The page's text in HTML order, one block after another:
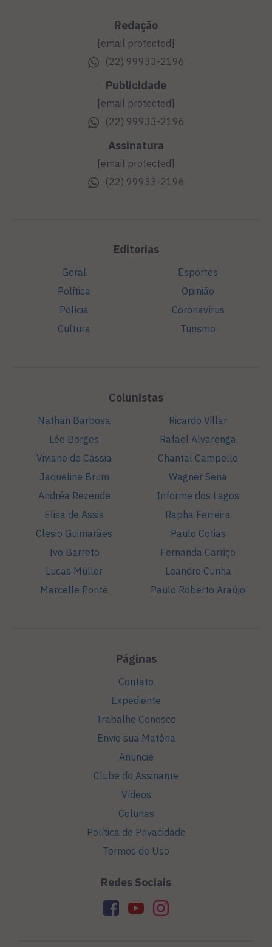
Redação
[email protected]
(22) 99933-2196
Publicidade
[email protected]
(22) 99933-2196
Assinatura
[email protected]
(22) 99933-2196
Editorias
Geral
Política
Polícia
Cultura
Esportes
Opinião
Coronavírus
Turismo
Colunistas
Nathan Barbosa
Léo Borges
Viviane de Cássia
Jaqueline Brum
Andréa Rezende
Elisa de Assis
Clesio Guimarães
Ivo Barreto
Lucas Müller
Marcelle Ponté
Ricardo Villar
Rafael Alvarenga
Chantal Campello
Wagner Sena
Informe dos Lagos
Rapha Ferreira
Paulo Cotias
Fernanda Carriço
Leandro Cunha
Paulo Roberto Araújo
Páginas
Contato
Expediente
Trabalhe Conosco
Envie sua Matéria
Anuncie
Clube do Assinante
Vídeos
Colunas
Política de Privacidade
Termos de Uso
Redes Sociais